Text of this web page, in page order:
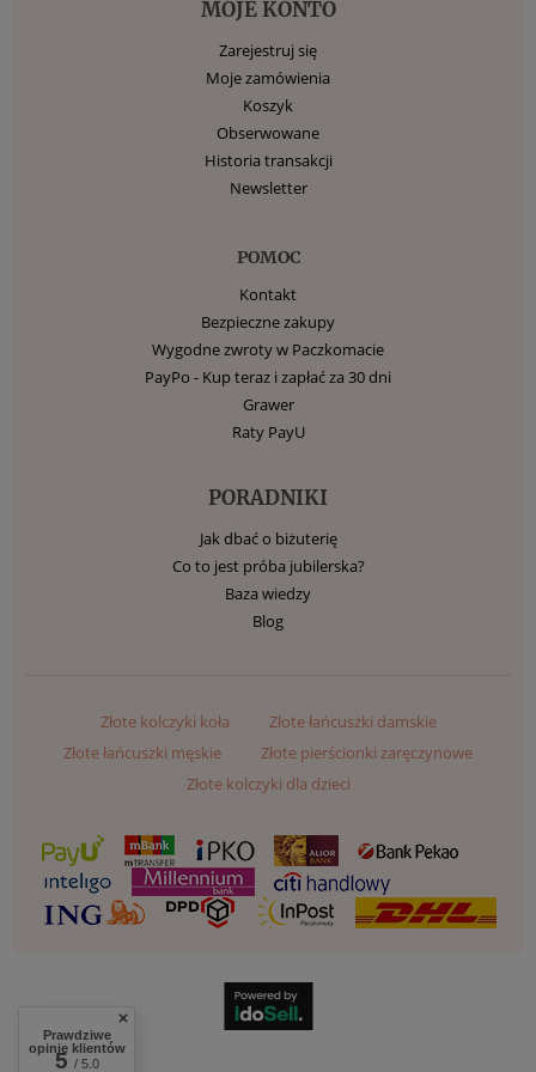
MOJE KONTO
Zarejestruj się
Moje zamówienia
Koszyk
Obserwowane
Historia transakcji
Newsletter
POMOC
Kontakt
Bezpieczne zakupy
Wygodne zwroty w Paczkomacie
PayPo - Kup teraz i zapłać za 30 dni
Grawer
Raty PayU
PORADNIKI
Jak dbać o biżuterię
Co to jest próba jubilerska?
Baza wiedzy
Blog
Złote kolczyki koła
Złote łańcuszki damskie
Złote łańcuszki męskie
Złote pierścionki zaręczynowe
Złote kolczyki dla dzieci
Prawdziwe
opinie klientów
5/ 5.0